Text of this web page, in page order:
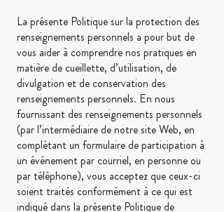
La présente Politique sur la protection des
renseignements personnels a pour but de
vous aider à comprendre nos pratiques en
matière de cueillette, d’utilisation, de
divulgation et de conservation des
renseignements personnels. En nous
fournissant des renseignements personnels
(par l’intermédiaire de notre site Web, en
complétant un formulaire de participation à
un événement par courriel, en personne ou
par téléphone), vous acceptez que ceux-ci
soient traités conformément à ce qui est
indiqué dans la présente Politique de